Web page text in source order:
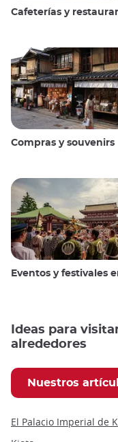
Cafeterías y
Compras y souvenirs
Eventos y festivales en
Ideas para
alrededores
Nuestros
El Palacio Imperial de